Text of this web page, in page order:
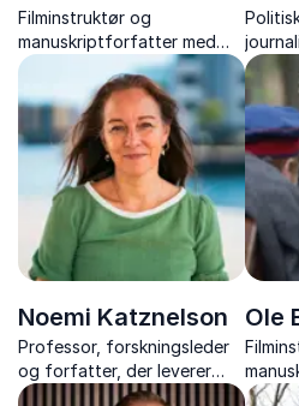
Filminstruktør og
manuskriptforfatter med
ærlige, rørende og
underholdende foredrag om
sit liv, sin filmkunst og sine
personlige oplevelser
med
Noemi Katznelson
Professor, forskningsleder
og forfatter, der leverer
inspirerende foredrag om
Ole